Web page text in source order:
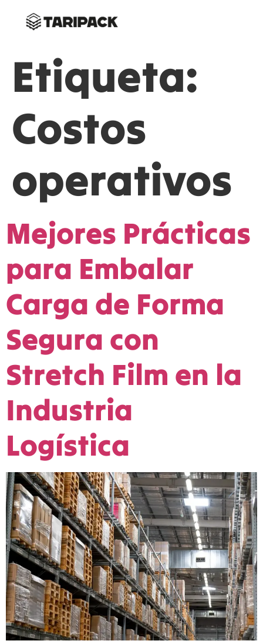
Etiqueta:
Costos
operativos
Mejores Prácticas
para Embalar
Carga de Forma
Segura con
Stretch Film en la
Industria
Logística